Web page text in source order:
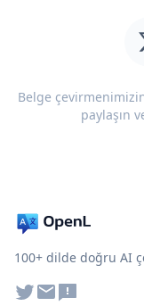
Belge çevirmenimizin
paylaşın
100+ dilde doğru AI